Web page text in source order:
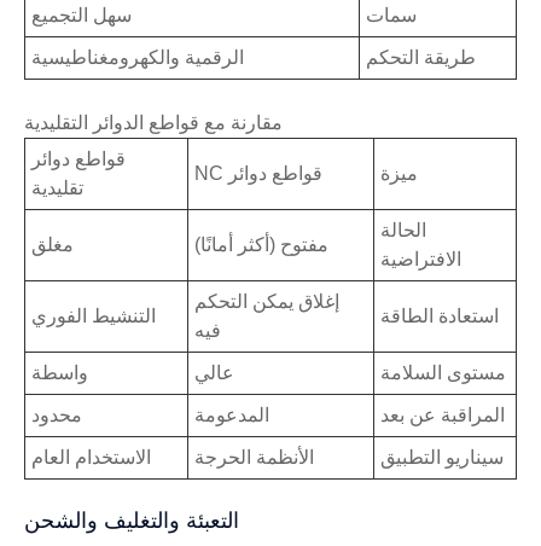
سمات سهل التجميع
طريقة التحكم الرقمية والكهرومغناطيسية
مقارنة مع قواطع الدوائر التقليدية
ميزة قواطع دوائر NC
قواطع دوائر
تقليدية
الحالة
الافتراضية
مفتوح (أكثر أمانًا) مغلق
استعادة الطاقة
إغلاق يمكن التحكم
فيه
التنشيط الفوري
مستوى السلامة عالي واسطة
المراقبة عن بعد المدعومة محدود
سيناريو التطبيق الأنظمة الحرجة الاستخدام العام
التعبئة والتغليف والشحن